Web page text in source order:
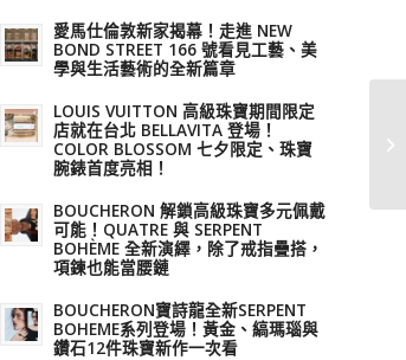
愛馬仕倫敦新家揭幕！走進 NEW
BOND STREET 166 號看見工藝、美
學與生活藝術的全新篇章
LOUIS VUITTON 高級珠寶期間限定
店就在台北 BELLAVITA 登場！
COLOR BLOSSOM 七夕限定、珠寶
腕錶首度亮相！
BOUCHERON 解鎖高級珠寶多元佩戴
可能！QUATRE 與 SERPENT
BOHÈME 全新演繹，除了戒指疊搭，
項鍊也能當腰鏈
BOUCHERON寶詩龍全新SERPENT
BOHEME系列登場！黃金、縞瑪瑙與
鑽石12件珠寶新作一次看